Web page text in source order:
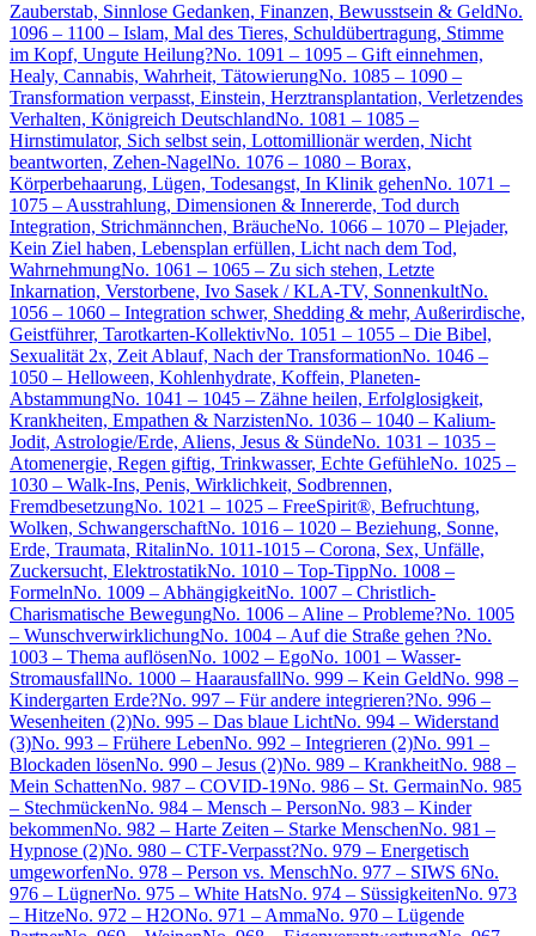
Zauberstab, Sinnlose Gedanken, Finanzen, Bewusstsein & GeldNo.
1096 – 1100 – Islam, Mal des Tieres, Schuldübertragung, Stimme
im Kopf, Ungute Heilung?No. 1091 – 1095 – Gift einnehmen,
Healy, Cannabis, Wahrheit, TätowierungNo. 1085 – 1090 –
Transformation verpasst, Einstein, Herztransplantation, Verletzendes
Verhalten, Königreich DeutschlandNo. 1081 – 1085 –
Hirnstimulator, Sich selbst sein, Lottomillionär werden, Nicht
beantworten, Zehen-NagelNo. 1076 – 1080 – Borax,
Körperbehaarung, Lügen, Todesangst, In Klinik gehenNo. 1071 –
1075 – Ausstrahlung, Dimensionen & Innererde, Tod durch
Integration, Strichmännchen, BräucheNo. 1066 – 1070 – Plejader,
Kein Ziel haben, Lebensplan erfüllen, Licht nach dem Tod,
WahrnehmungNo. 1061 – 1065 – Zu sich stehen, Letzte
Inkarnation, Verstorbene, Ivo Sasek / KLA-TV, SonnenkultNo.
1056 – 1060 – Integration schwer, Shedding & mehr, Außerirdische,
Geistführer, Tarotkarten-KollektivNo. 1051 – 1055 – Die Bibel,
Sexualität 2x, Zeit Ablauf, Nach der TransformationNo. 1046 –
1050 – Helloween, Kohlenhydrate, Koffein, Planeten-
AbstammungNo. 1041 – 1045 – Zähne heilen, Erfolglosigkeit,
Krankheiten, Empathen & NarzistenNo. 1036 – 1040 – Kalium-
Jodit, Astrologie/Erde, Aliens, Jesus & SündeNo. 1031 – 1035 –
Atomenergie, Regen giftig, Trinkwasser, Echte GefühleNo. 1025 –
1030 – Walk-Ins, Penis, Wirklichkeit, Sodbrennen,
FremdbesetzungNo. 1021 – 1025 – FreeSpirit®, Befruchtung,
Wolken, SchwangerschaftNo. 1016 – 1020 – Beziehung, Sonne,
Erde, Traumata, RitalinNo. 1011-1015 – Corona, Sex, Unfälle,
Zuckersucht, ElektrostatikNo. 1010 – Top-TippNo. 1008 –
FormelnNo. 1009 – AbhängigkeitNo. 1007 – Christlich-
Charismatische BewegungNo. 1006 – Aline – Probleme?No. 1005
– WunschverwirklichungNo. 1004 – Auf die Straße gehen ?No.
1003 – Thema auflösenNo. 1002 – EgoNo. 1001 – Wasser-
StromausfallNo. 1000 – HaarausfallNo. 999 – Kein GeldNo. 998 –
Kindergarten Erde?No. 997 – Für andere integrieren?No. 996 –
Wesenheiten (2)No. 995 – Das blaue LichtNo. 994 – Widerstand
(3)No. 993 – Frühere LebenNo. 992 – Integrieren (2)No. 991 –
Blockaden lösenNo. 990 – Jesus (2)No. 989 – KrankheitNo. 988 –
Mein SchattenNo. 987 – COVID-19No. 986 – St. GermainNo. 985
– StechmückenNo. 984 – Mensch – PersonNo. 983 – Kinder
bekommenNo. 982 – Harte Zeiten – Starke MenschenNo. 981 –
Hypnose (2)No. 980 – CTF-Verpasst?No. 979 – Energetisch
umgeworfenNo. 978 – Person vs. MenschNo. 977 – SIWS 6No.
976 – LügnerNo. 975 – White HatsNo. 974 – SüssigkeitenNo. 973
– HitzeNo. 972 – H2ONo. 971 – AmmaNo. 970 – Lügende